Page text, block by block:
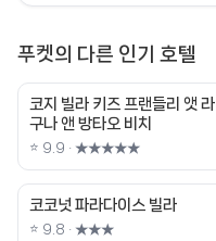
푸켓의 다른 인기 호텔
코지 빌라 키즈 프랜들리 앳 라
구나 앤 방타오 비치
⭐ 9.9 · ★★★★★
코코넛 파라다이스 빌라
⭐ 9.8 · ★★★